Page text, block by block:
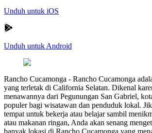
Unduh untuk iOS
Unduh untuk Android
Rancho Cucamonga - Rancho Cucamonga
yang terletak di California Selatan. Dikenal
menawannya dari Pegunungan San Gabriel,
populer bagi wisatawan dan penduduk lokal.
tempat untuk bekerja atau belajar sambil
atau makanan ringan, Anda akan senang
banyak lokasi di Rancho Cucamonga yang